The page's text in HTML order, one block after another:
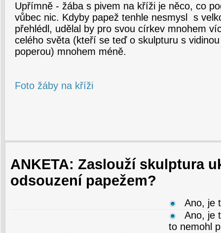
Upřímně - žába s pivem na kříži je něco, co
vůbec nic. Kdyby papež tenhle nesmysl s
přehlédl, udělal by pro svou církev mnohem
celého světa (kteří se teď o skulpturu s
poperou) mnohem méně.
Foto žáby na kříži
ANKETA: Zaslouží skulptura
odsouzení papežem?
Ano, je
Ano, je
to nemohl